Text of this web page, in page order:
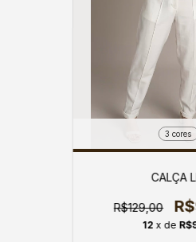
3 cores
CALÇA
R$129,00
12 x de